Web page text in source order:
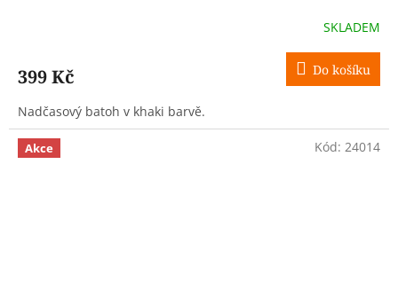
SKLADEM
399 Kč Do košíku
Nadčasový batoh v khaki barvě.
Akce Kód: 24014